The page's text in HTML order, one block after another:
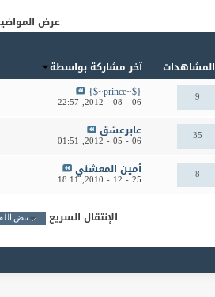
عرض المواضيع من 1
المشاهدات آخر مشاركة بواسطة
9
{$~prince~$}
06 - 08 - 2012,
22:57
35 عابرعشق
06 - 05 - 2012,
01:51
8 أمين المعشني
25 - 12 - 2010,
18:11
الإنتقال السريع نبض